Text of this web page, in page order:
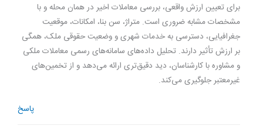
برای تعیین ارزش واقعی، بررسی معاملات اخیر در همان محله و با
مشخصات مشابه ضروری است. متراژ، سن بنا، امکانات، موقعیت
جغرافیایی، دسترسی به خدمات شهری و وضعیت حقوقی ملک، همگی
بر ارزش تأثیر دارند. تحلیل داده‌های سامانه‌های رسمی معاملات ملکی
و مشاوره با کارشناسان، دید دقیق‌تری ارائه می‌دهد و از تخمین‌های
غیرمعتبر جلوگیری می‌کند.
پاسخ